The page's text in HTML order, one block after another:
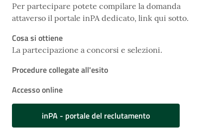
Per partecipare potete compilare la domanda
attaverso il portale inPA dedicato, link qui sotto.
Cosa si ottiene
La partecipazione a concorsi e selezioni.
Procedure collegate all'esito
Accesso online
inPA - portale del reclutamento